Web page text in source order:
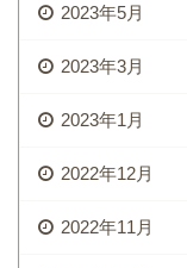
2023年5月
2023年3月
2023年1月
2022年12月
2022年11月